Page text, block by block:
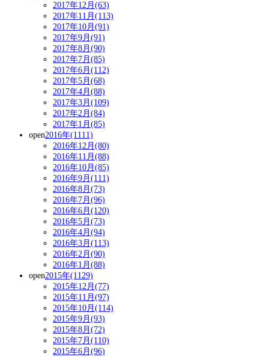
2017年12月(63)
2017年11月(113)
2017年10月(91)
2017年9月(91)
2017年8月(90)
2017年7月(85)
2017年6月(112)
2017年5月(68)
2017年4月(88)
2017年3月(109)
2017年2月(84)
2017年1月(85)
open2016年(1111)
2016年12月(80)
2016年11月(88)
2016年10月(85)
2016年9月(111)
2016年8月(73)
2016年7月(96)
2016年6月(120)
2016年5月(73)
2016年4月(94)
2016年3月(113)
2016年2月(90)
2016年1月(88)
open2015年(1129)
2015年12月(77)
2015年11月(97)
2015年10月(114)
2015年9月(93)
2015年8月(72)
2015年7月(110)
2015年6月(96)